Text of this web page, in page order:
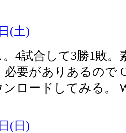
(土)
4試合して3勝1敗。
必要がありあるので
ンロードしてみる。
(日)